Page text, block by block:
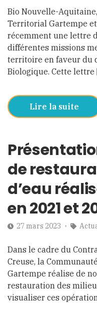
Bio Nouvelle-
Territorial Gartempe
récemment une lettre
différentes missions
territoire en faveur du
Biologique. Cette
Lire la suite
de
d’eau
en 2021 et
27 mars 2023
Dans le cadre du
Creuse, la
Gartempe réalise de
restauration des
visualiser ces